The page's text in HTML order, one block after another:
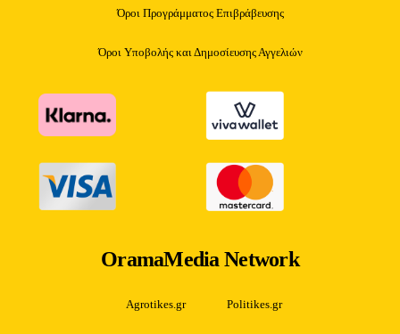
Όροι Προγράμματος Επιβράβευσης
Όροι Υποβολής και Δημοσίευσης Αγγελιών
OramaMedia Network
Agrotikes.gr Politikes.gr